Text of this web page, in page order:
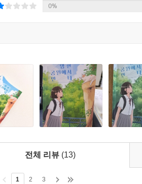
0%
전체 리뷰 (13)
1 2 3